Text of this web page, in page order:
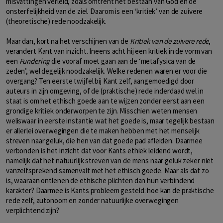
onsterfelijkheid van de ziel. Daarom is een ‘kritiek’ van de zuivere
(theoretische) rede noodzakelijk.
Maar dan, kort na het verschijnen van de Kritiek van de zuivere rede,
verandert Kant van inzicht. Ineens acht hij een kritiek in de vorm van
een Funderingdie vooraf moet gaan aan de ‘metafysica van de
zeden’, wel degelijk noodzakelijk. Welke redenen waren er voor die
overgang? Ten eerste twijfel bij Kant zelf, aangemoedigd door
auteurs in zijn omgeving, of de (praktische) rede inderdaad wel in
staat is om het ethisch goede aan te wijzen zonder eerst aan een
grondige kritiek onderworpen te zijn. Misschien weten mensen
weliswaar in eerste instantie wat het goede is, maar tegelijk bestaan
er allerlei overwegingen die te maken hebben met het menselijk
streven naar geluk, die hen van dat goede pad afleiden. Daarmee
verbonden is het inzicht dat voor Kants ethiek leidend wordt,
namelijk dat het natuurlijk streven van de mens naar geluk zeker niet
vanzelfsprekend samenvalt met het ethisch goede. Maar als dat zo
is, waaraan ontlenen de ethische plichten dan hun verbindend
karakter? Daarmee is Kants probleem gesteld: hoe kan de praktische
rede zelf, autonoom en zonder natuurlijke overwegingen
verplichtend zijn?